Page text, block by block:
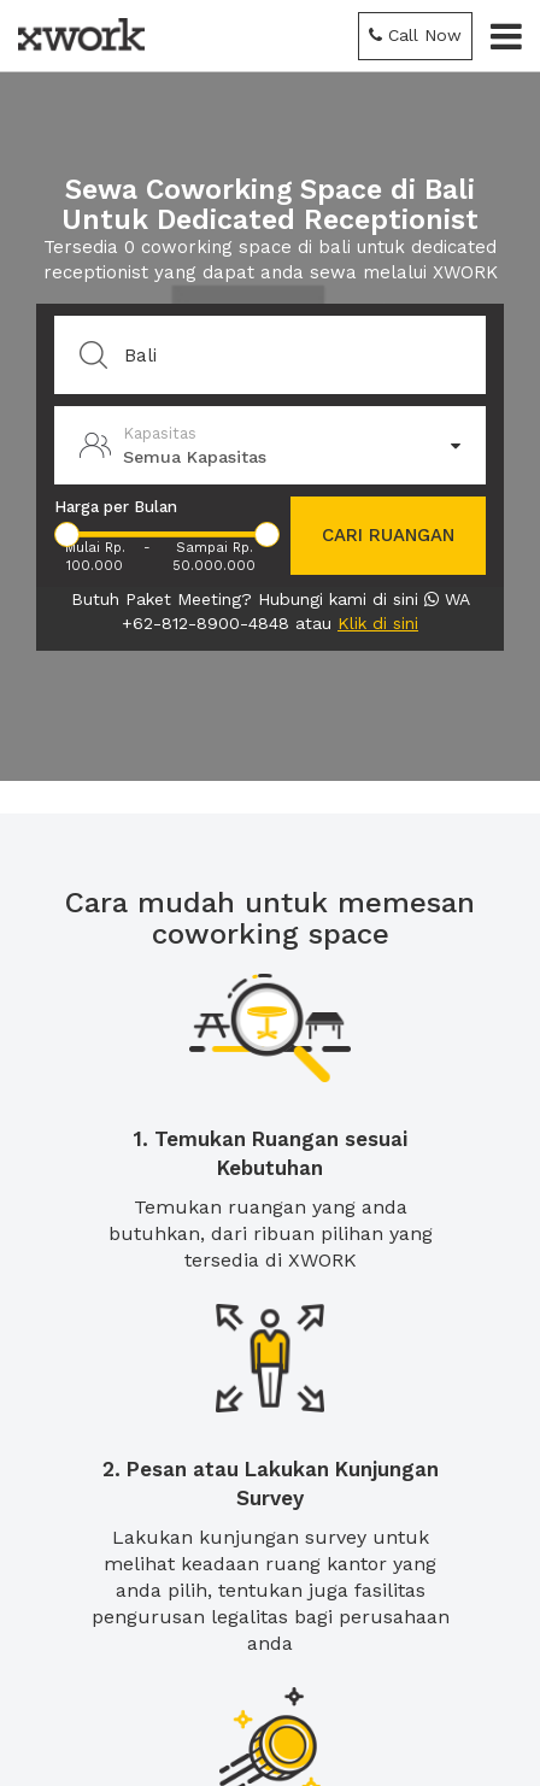
Call Now
Sewa Coworking Space di Bali
Untuk Dedicated Receptionist
Tersedia 0 coworking space di bali untuk dedicated
receptionist yang dapat anda sewa melalui XWORK
Kapasitas
Semua Kapasitas
Harga per Bulan
Mulai Rp.
100.000
-
Sampai Rp.
50.000.000
CARI RUANGAN
Butuh Paket Meeting? Hubungi kami di sini
WA
+62-812-8900-4848 atau Klik di sini
Cara mudah untuk memesan
coworking space
1. Temukan Ruangan sesuai
Kebutuhan
Temukan ruangan yang anda
butuhkan, dari ribuan pilihan yang
tersedia di XWORK
2. Pesan atau Lakukan Kunjungan
Survey
Lakukan kunjungan survey untuk
melihat keadaan ruang kantor yang
anda pilih, tentukan juga fasilitas
pengurusan legalitas bagi perusahaan
anda